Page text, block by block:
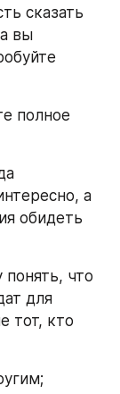
сказать
вы
полное
а
обидеть
понять, что
для
тот, кто